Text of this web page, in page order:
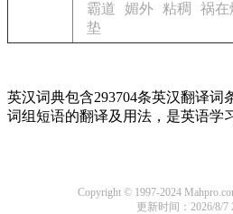
霸道
媚外 粘稠 祸在
垫
英汉词典包含293704条英汉翻译词
词组短语的翻译及用法，是英语学
Copyright © 1997-2024
更新时间：2026/8/7